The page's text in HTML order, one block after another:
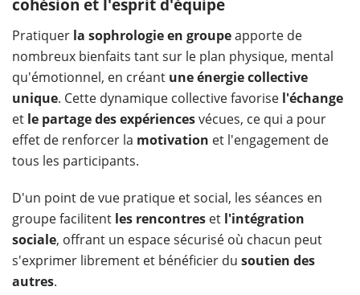
cohésion et l'esprit d'équipe
Pratiquer la sophrologie en groupeapporte de
nombreux bienfaits tant sur le plan physique, mental
qu'émotionnel, en créant une énergie collective
unique. Cette dynamique collective favorise l'échange
et le partage des expériencesvécues, ce qui a pour
effet de renforcer la motivation et l'engagement de
tous les participants.
D'un point de vue pratique et social, les séances en
groupe facilitent les rencontres et l'intégration
sociale, offrant un espace sécurisé où chacun peut
s'exprimer librement et bénéficier du soutien des
autres.